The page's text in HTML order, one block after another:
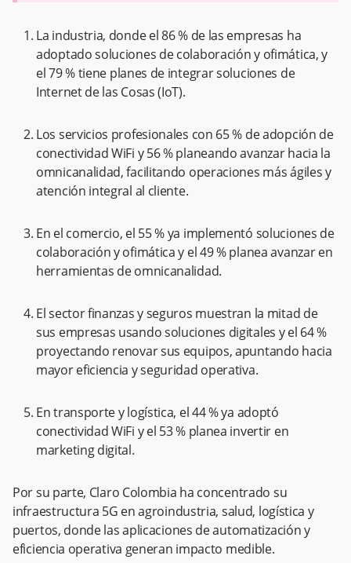
La industria, donde el 86 % de las empresas ha
adoptado soluciones de colaboración y ofimática, y
el 79 % tiene planes de integrar soluciones de
Internet de las Cosas (IoT).
Los servicios profesionales con 65 % de adopción de
conectividad WiFi y 56 % planeando avanzar hacia la
omnicanalidad, facilitando operaciones más ágiles y
atención integral al cliente.
En el comercio, el 55 % ya implementó soluciones de
colaboración y ofimática y el 49 % planea avanzar en
herramientas de omnicanalidad.
El sector finanzas y seguros muestran la mitad de
sus empresas usando soluciones digitales y el 64 %
proyectando renovar sus equipos, apuntando hacia
mayor eficiencia y seguridad operativa.
En transporte y logística, el 44 % ya adoptó
conectividad WiFi y el 53 % planea invertir en
marketing digital.
Por su parte, Claro Colombia ha concentrado su
infraestructura 5G en agroindustria, salud, logística y
puertos, donde las aplicaciones de automatización y
eficiencia operativa generan impacto medible.